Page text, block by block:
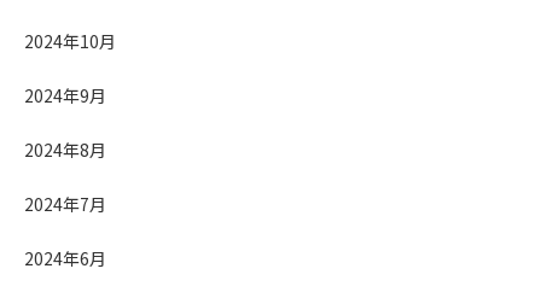
2024年10月
2024年9月
2024年8月
2024年7月
2024年6月